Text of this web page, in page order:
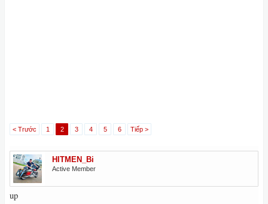
< Trước 1 2 3 4 5 6 Tiếp >
HITMEN_Bi
Active Member
up